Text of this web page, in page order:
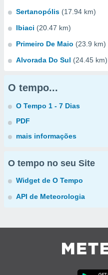
Sertanopólis (17.94 km)
Ibiaci (20.47 km)
Primeiro De Maio (23.9 km)
Alvorada Do Sul (24.45 km)
O tempo...
O Tempo 1 - 7 Dias
PDF
mais informações
O tempo no seu Site
Widget de O Tempo
API de Meteorologia